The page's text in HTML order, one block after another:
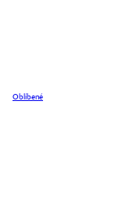
Oblíbené